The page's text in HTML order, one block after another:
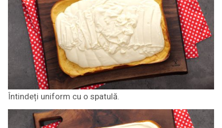
Întindeți uniform cu o spatulă.